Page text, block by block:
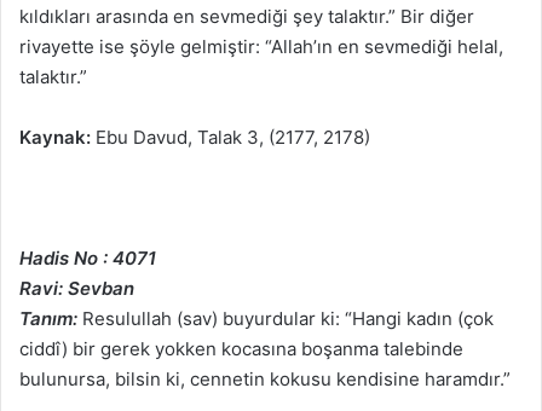
kıldıkları arasında en sevmediği şey talaktır.” Bir diğer
rivayette ise şöyle gelmiştir: “Allah’ın en sevmediği helal,
talaktır.”
Kaynak: Ebu Davud, Talak 3, (2177, 2178)
Hadis No : 4071
Ravi: Sevban
Tanım: Resulullah (sav) buyurdular ki: “Hangi kadın (çok
ciddî) bir gerek yokken kocasına boşanma talebinde
bulunursa, bilsin ki, cennetin kokusu kendisine haramdır.”